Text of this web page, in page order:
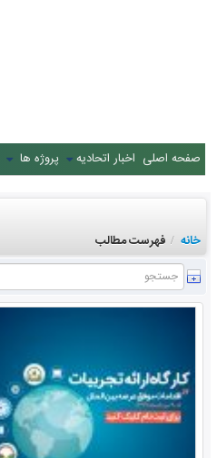
صفحه اصلی اخبار اتحادیه پروژه ها
خانه / فهرست مطالب